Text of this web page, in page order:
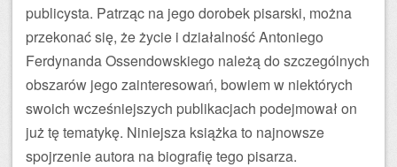
publicysta. Patrząc na jego dorobek pisarski, można
przekonać się, że życie i działalność Antoniego
Ferdynanda Ossendowskiego należą do szczególnych
obszarów jego zainteresowań, bowiem w niektórych
swoich wcześniejszych publikacjach podejmował on
już tę tematykę. Niniejsza książka to najnowsze
spojrzenie autora na biografię tego pisarza.